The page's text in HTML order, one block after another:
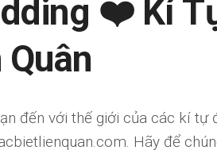
❤️ Kí
đến với thế giới của các kí tự
Hãy để